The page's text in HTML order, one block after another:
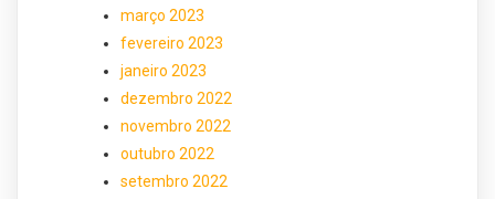
março 2023
fevereiro 2023
janeiro 2023
dezembro 2022
novembro 2022
outubro 2022
setembro 2022